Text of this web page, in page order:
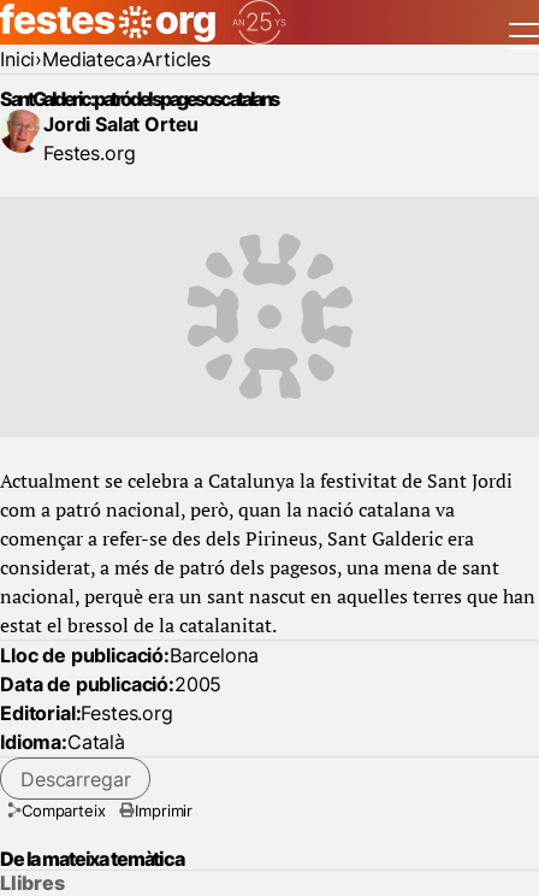
Inici Mediateca Articles
Sant Galderic: patró dels pagesos catalans
Jordi Salat Orteu
Festes.org
Actualment se celebra a Catalunya la festivitat de Sant Jordi
com a patró nacional, però, quan la nació catalana va
començar a refer-se des dels Pirineus, Sant Galderic era
considerat, a més de patró dels pagesos, una mena de sant
nacional, perquè era un sant nascut en aquelles terres que han
estat el bressol de la catalanitat.
Lloc de publicació:Barcelona
Data de publicació:2005
Editorial:Festes.org
Idioma:Català
Descarregar
Comparteix Imprimir
De la mateixa temàtica
Llibres